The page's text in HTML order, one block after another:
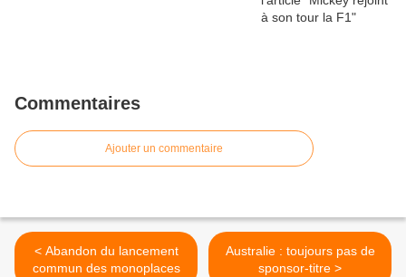
Commentaires
Ajouter un commentaire
< Abandon du lancement
commun des monoplaces
Australie : toujours pas de
sponsor-titre >